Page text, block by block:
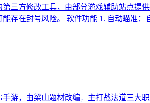
三方修改工具，由部分游戏辅助站点提
存在封号风险。 软件功能 1. 自动瞄准：
游，由梁山题材改编，主打战法道三